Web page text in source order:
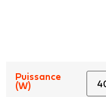
Puissance
(W)